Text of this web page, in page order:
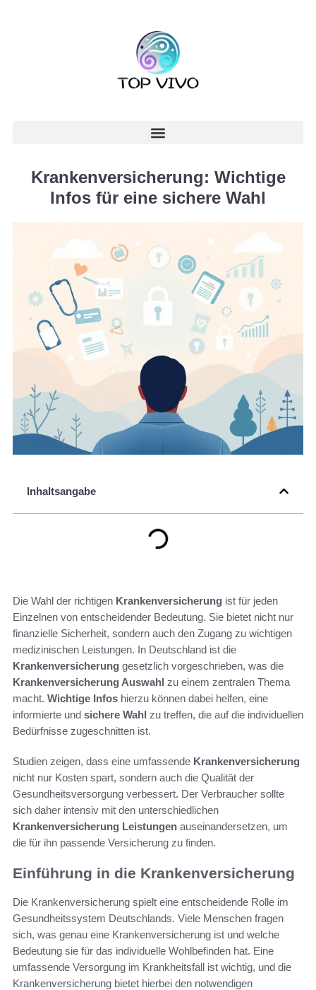
Krankenversicherung: Wichtige
Infos für eine sichere Wahl
Inhaltsangabe
Die Wahl der richtigen Krankenversicherung ist für jeden
Einzelnen von entscheidender Bedeutung. Sie bietet nicht nur
finanzielle Sicherheit, sondern auch den Zugang zu wichtigen
medizinischen Leistungen. In Deutschland ist die
Krankenversicherung gesetzlich vorgeschrieben, was die
Krankenversicherung Auswahl zu einem zentralen Thema
macht. Wichtige Infos hierzu können dabei helfen, eine
informierte und sichere Wahl zu treffen, die auf die individuellen
Bedürfnisse zugeschnitten ist.
Studien zeigen, dass eine umfassende Krankenversicherung
nicht nur Kosten spart, sondern auch die Qualität der
Gesundheitsversorgung verbessert. Der Verbraucher sollte
sich daher intensiv mit den unterschiedlichen
Krankenversicherung Leistungen auseinandersetzen, um
die für ihn passende Versicherung zu finden.
Einführung in die Krankenversicherung
Die Krankenversicherung spielt eine entscheidende Rolle im
Gesundheitssystem Deutschlands. Viele Menschen fragen
sich, was genau eine Krankenversicherung ist und welche
Bedeutung sie für das individuelle Wohlbefinden hat. Eine
umfassende Versorgung im Krankheitsfall ist wichtig, und die
Krankenversicherung bietet hierbei den notwendigen